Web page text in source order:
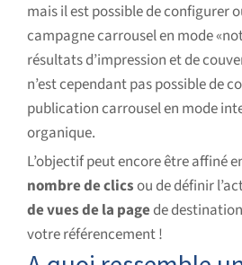
mais il est possible de configurer
campagne carrousel en mode
résultats d’impression et de
n’est cependant pas possible de
publication carrousel en mode
organique.
L’objectif peut encore être affiné
nombre de clicsou de définir
de vues de la pagede
votre référencement !